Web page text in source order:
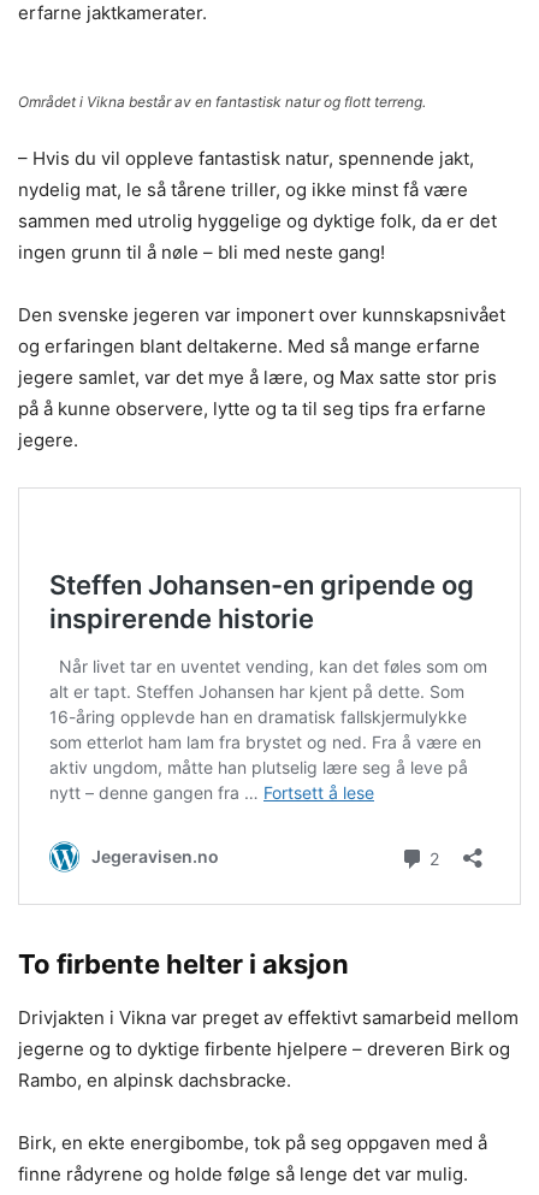
erfarne jaktkamerater.
Området i Vikna består av en fantastisk natur og flott terreng.
– Hvis du vil oppleve fantastisk natur, spennende jakt,
nydelig mat, le så tårene triller, og ikke minst få være
sammen med utrolig hyggelige og dyktige folk, da er det
ingen grunn til å nøle – bli med neste gang!
Den svenske jegeren var imponert over kunnskapsnivået
og erfaringen blant deltakerne. Med så mange erfarne
jegere samlet, var det mye å lære, og Max satte stor pris
på å kunne observere, lytte og ta til seg tips fra erfarne
jegere.
To firbente helter i aksjon
Drivjakten i Vikna var preget av effektivt samarbeid mellom
jegerne og to dyktige firbente hjelpere – dreveren Birk og
Rambo, en alpinsk dachsbracke.
Birk, en ekte energibombe, tok på seg oppgaven med å
finne rådyrene og holde følge så lenge det var mulig.